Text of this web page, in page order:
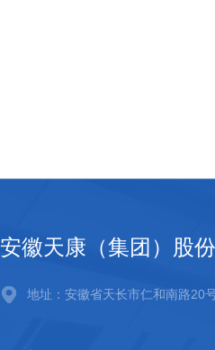
安徽天康（集团）股
地址：安徽省天长市仁和南路20